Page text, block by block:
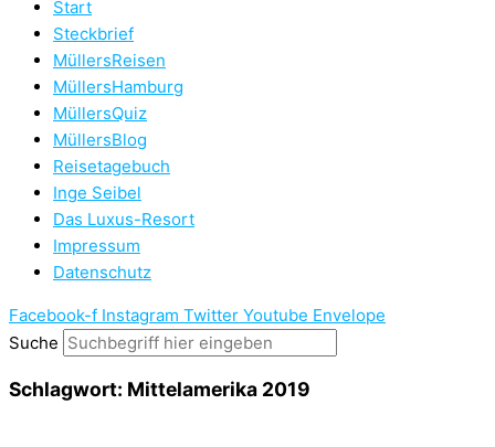
Start
Steckbrief
MüllersReisen
MüllersHamburg
MüllersQuiz
MüllersBlog
Reisetagebuch
Inge Seibel
Das Luxus-Resort
Impressum
Datenschutz
Facebook-f Instagram Twitter Youtube Envelope
Suche
Schlagwort: Mittelamerika 2019